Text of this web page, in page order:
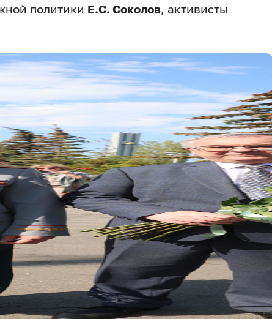
политики Е.С. Соколов, активисты